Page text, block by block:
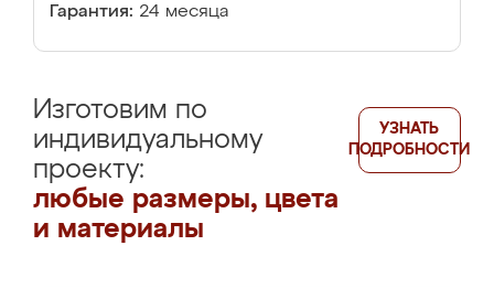
Гарантия: 24 месяца
Изготовим по
индивидуальному
проекту:
любые размеры, цвета
и материалы
УЗНАТЬ
ПОДРОБНОСТИ